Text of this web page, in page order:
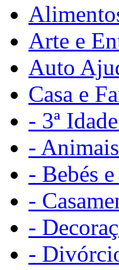
Arte e
Auto
Casa e
- 3ª
-
- Bebés
-
-
-